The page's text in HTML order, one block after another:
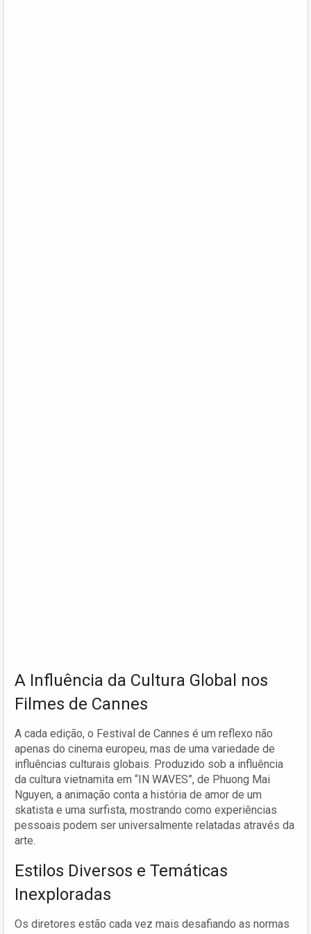
A Influência da Cultura Global nos
Filmes de Cannes
A cada edição, o Festival de Cannes é um reflexo não
apenas do cinema europeu, mas de uma variedade de
influências culturais globais. Produzido sob a influência
da cultura vietnamita em “IN WAVES”, de Phuong Mai
Nguyen, a animação conta a história de amor de um
skatista e uma surfista, mostrando como experiências
pessoais podem ser universalmente relatadas através da
arte.
Estilos Diversos e Temáticas
Inexploradas
Os diretores estão cada vez mais desafiando as normas